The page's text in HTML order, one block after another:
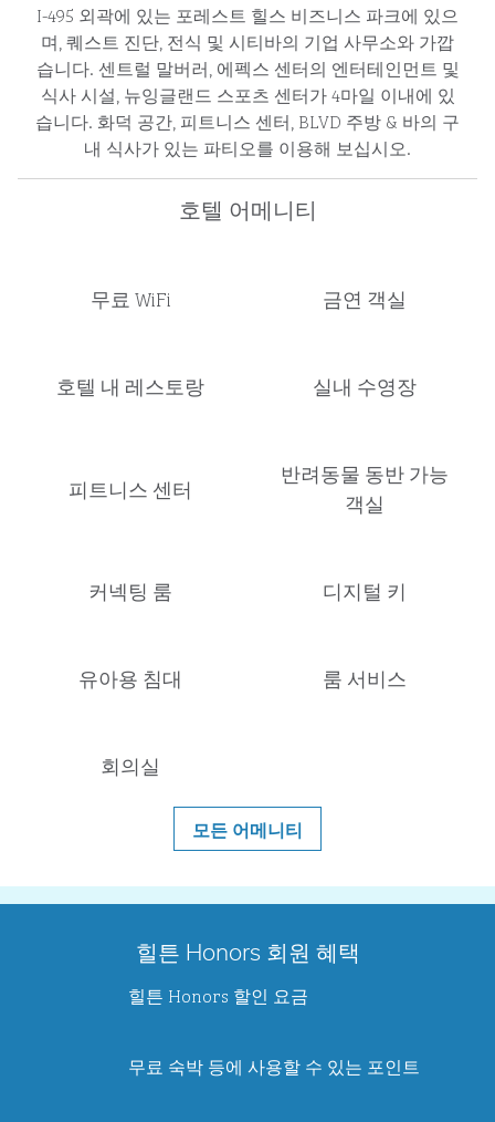
I-495 외곽에 있는 포레스트 힐스 비즈니스 파크에 있으
며, 퀘스트 진단, 전식 및 시티바의 기업 사무소와 가깝
습니다. 센트럴 말버러, 에펙스 센터의 엔터테인먼트 및
식사 시설, 뉴잉글랜드 스포츠 센터가 4마일 이내에 있
습니다. 화덕 공간, 피트니스 센터, BLVD 주방 & 바의 구
내 식사가 있는 파티오를 이용해 보십시오.
호텔 어메니티
무료 WiFi 금연 객실
호텔 내 레스토랑 실내 수영장
피트니스 센터
반려동물 동반 가능
객실
커넥팅 룸 디지털 키
유아용 침대 룸 서비스
회의실
모든 어메니티
힐튼 Honors 회원 혜택
힐튼 Honors 할인 요금
무료 숙박 등에 사용할 수 있는 포인트